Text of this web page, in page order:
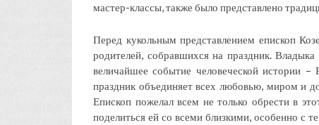
мастер-классы, также было представлено
Перед кукольным представлением епископ
родителей, собравшихся на праздник.
величайшее событие человеческой истории
праздник объединяет всех любовью, миром и
Епископ пожелал всем не только обрести в
поделиться ей со всеми близкими, особенно с